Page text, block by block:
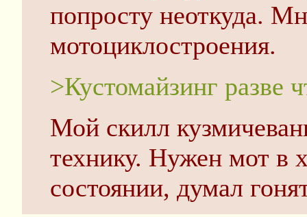
попросту неоткуда.
мотоциклостроения.
>Кустомайзинг разве
Мой скилл
технику. Нужен мот в
состоянии, думал